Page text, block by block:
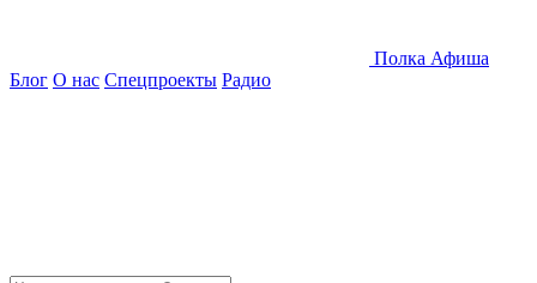
Полка Афиша
Блог О нас Спецпроекты Радио